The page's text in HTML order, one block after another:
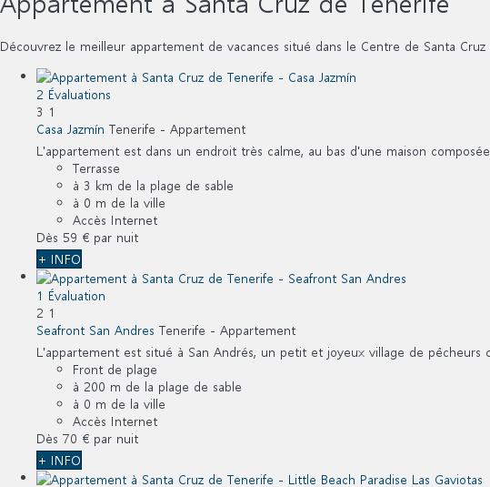
Découvrez le meilleur appartement de vacances situé dans le Centre de Santa Cruz
2 Évaluations
3 1
Casa Jazmín Tenerife - Appartement
L'appartement est dans un endroit très calme, au bas d'une maison
Terrasse
à 3 km de la plage de sable
à 0 m de la ville
Accès Internet
Dès 59 € par nuit
+ INFO
1 Évaluation
2 1
Seafront San Andres Tenerife - Appartement
L'appartement est situé à San Andrés, un petit et joyeux village de pêcheurs
Front de plage
à 200 m de la plage de sable
à 0 m de la ville
Accès Internet
Dès 70 € par nuit
+ INFO